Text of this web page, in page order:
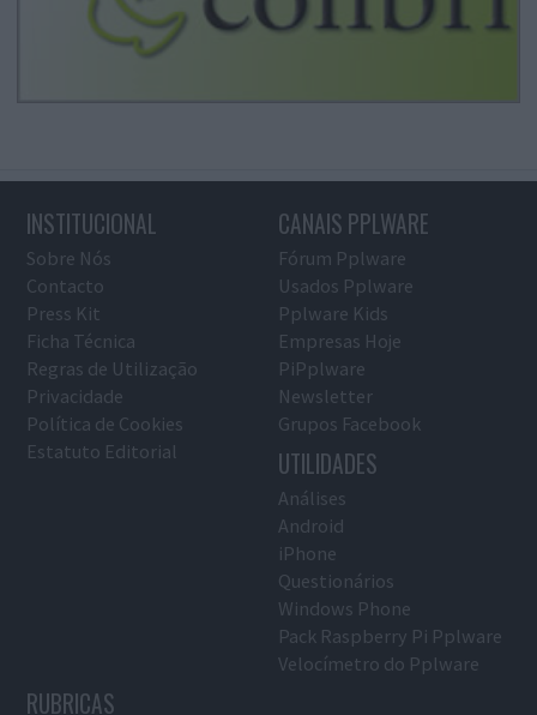
INSTITUCIONAL
Sobre Nós
Contacto
Press Kit
Ficha Técnica
Regras de Utilização
Privacidade
Política de Cookies
Estatuto Editorial
CANAIS PPLWARE
Fórum Pplware
Usados Pplware
Pplware Kids
Empresas Hoje
PiPplware
Newsletter
Grupos Facebook
UTILIDADES
Análises
Android
iPhone
Questionários
Windows Phone
Pack Raspberry Pi Pplware
Velocímetro do Pplware
RUBRICAS